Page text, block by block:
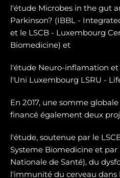
l'étude Microbes in the gut
Parkinson? (IBBL -
et le LSCB - Luxembourg
Biomedicine) et
l'étude Neuro-inflamation
l'Uni Luxembourg LSRU -
En 2017, une somme
financé également deux
l'étude, soutenue par le
Systeme Biomedicine et par
Nationale de Santé), du
l'immunité du cerveau dans